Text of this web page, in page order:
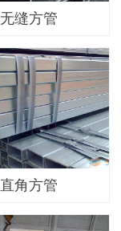
无缝方管
直角方管